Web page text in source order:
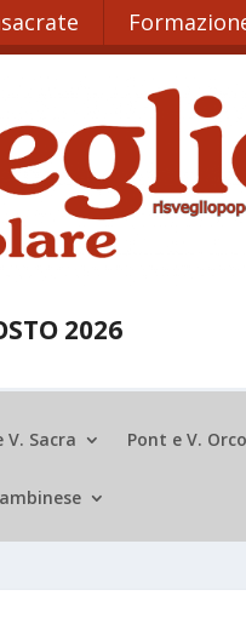
2026
Sacra Pont e V.